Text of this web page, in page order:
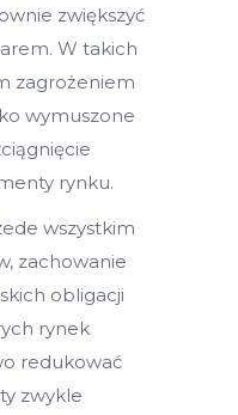
zwiększyć
W takich
zagrożeniem
wymuszone
rynku.
wszystkim
zachowanie
obligacji
rynek
redukować
zwykle